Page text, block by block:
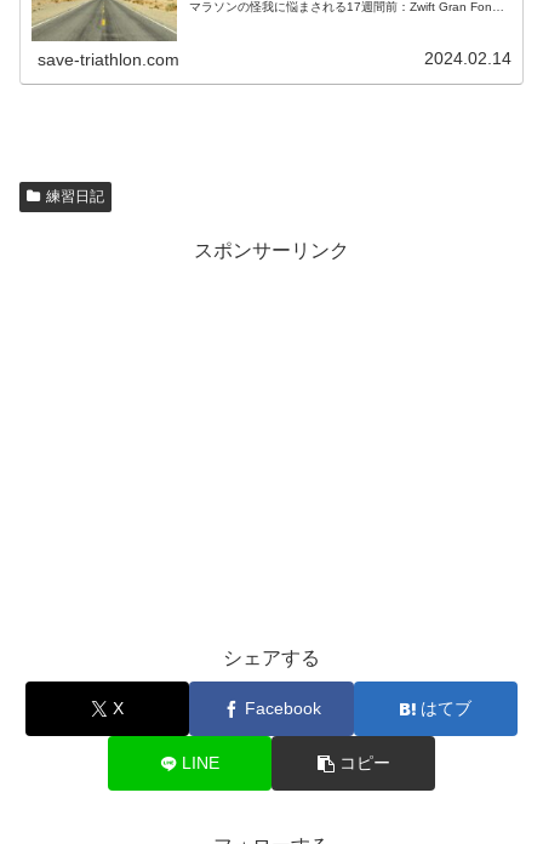
マラソンの怪我に悩まされる17週間前：Zwift Gran Fondo
save-triathlon.com 2024.02.14
練習日記
スポンサーリンク
シェアする
X Facebook はてブ
LINE コピー